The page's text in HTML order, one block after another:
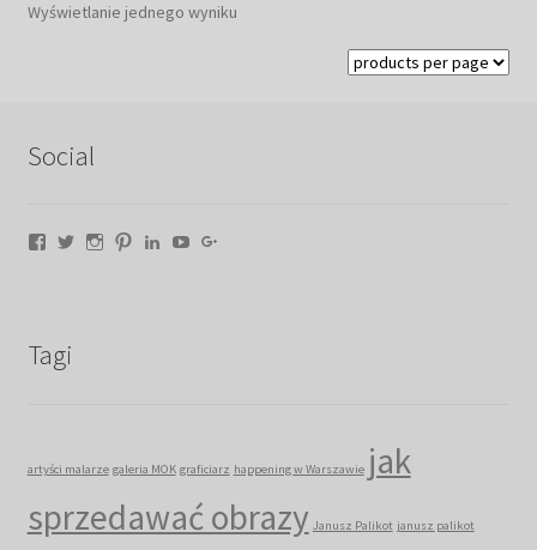
Wyświetlanie jednego wyniku
Social
Facebook
TwitterInstagram
PinterestLinkedIn
YouTube
Tagi
artyści malarze galeria MOK graficiarz happening w Warszawie jak
sprzedawać obrazy Janusz Palikot janusz palikot